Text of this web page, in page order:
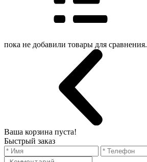
пока не добавили товары для сравнения.
Ваша корзина пуста!
Быстрый заказ